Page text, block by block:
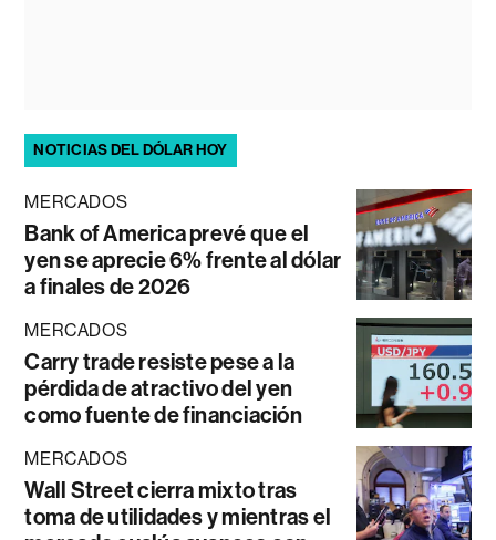
NOTICIAS DEL DÓLAR HOY
MERCADOS
Bank of America prevé que el
yen se aprecie 6% frente al dólar
a finales de 2026
MERCADOS
Carry trade resiste pese a la
pérdida de atractivo del yen
como fuente de financiación
MERCADOS
Wall Street cierra mixto tras
toma de utilidades y mientras el